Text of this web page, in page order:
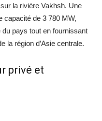
la rivière Vakhsh. Une
capacité de 3 780 MW,
pays tout en fournissant
la région d’Asie centrale.
privé et